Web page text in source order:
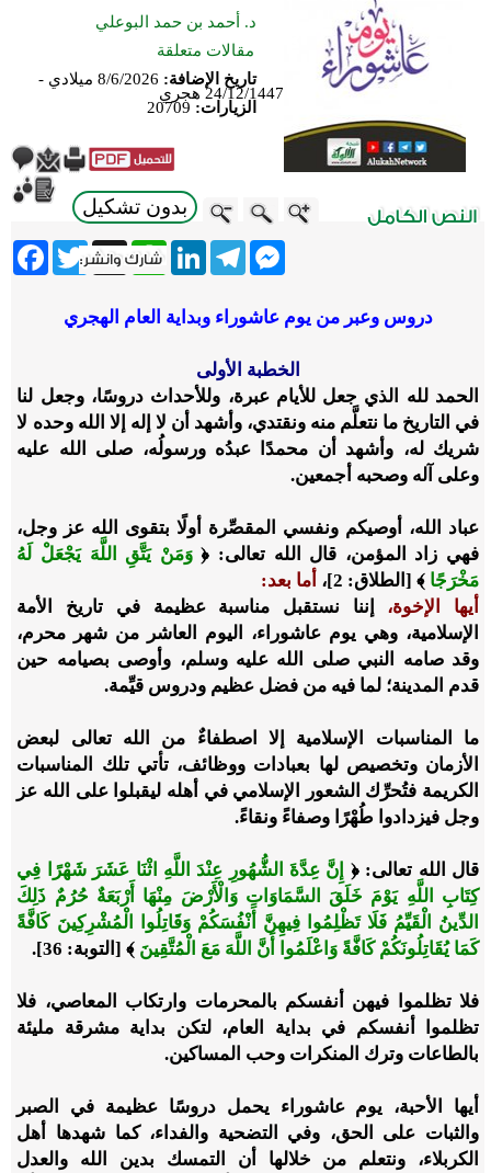
د. أحمد بن حمد البوعلي
مقالات متعلقة
تاريخ الإضافة:
8/6/2026 ميلادي -
24/12/1447 هجري
الزيارات: 20709
بدون تشكيل
Twitter X
WhatsApp
LinkedInTelegram
Messenger
دروس وعبر من يوم عاشوراء وبداية العام الهجري
الخطبة الأولى
الحمد لله الذي جعل للأيام عبرة، وللأحداث دروسًا، وجعل لنا
في التاريخ ما نتعلَّم منه ونقتدي، وأشهد أن لا إله إلا الله وحده لا
شريك له، وأشهد أن محمدًا عبدُه ورسولُه، صلى الله عليه
وعلى آله وصحبه أجمعين.
عباد الله، أوصيكم ونفسي المقصِّرة أولًا بتقوى الله عز وجل،
فهي زاد المؤمن، قال الله تعالى: ﴿وَمَنْ يَتَّقِ اللَّهَ يَجْعَلْ لَهُ
مَخْرَجًا ﴾ [الطلاق: 2]،
أما بعد:
أيها الإخوة، إننا نستقبل مناسبة عظيمة في تاريخ الأمة
الإسلامية، وهي يوم عاشوراء، اليوم العاشر من شهر محرم،
وقد صامه النبي صلى الله عليه وسلم، وأوصى بصيامه حين
قدم المدينة؛ لما فيه من فضل عظيم ودروس قيِّمة.
ما المناسبات الإسلامية إلا اصطفاءٌ من الله تعالى لبعض
الأزمان وتخصيص لها بعبادات ووظائف، تأتي تلك المناسبات
الكريمة فتُحرِّك الشعور الإسلامي في أهله ليقبلوا على الله عز
وجل فيزدادوا طُهْرًا وصفاءً ونقاءً.
قال الله تعالى: ﴿ إِنَّ عِدَّةَ الشُّهُورِ عِنْدَ اللَّهِ اثْنَا عَشَرَ شَهْرًا فِي
كِتَابِ اللَّهِ يَوْمَ خَلَقَ السَّمَاوَاتِ وَالْأَرْضَ مِنْهَا أَرْبَعَةٌ حُرُمٌ ذَلِكَ
الدِّينُ الْقَيِّمُ فَلَا تَظْلِمُوا فِيهِنَّ أَنْفُسَكُمْ وَقَاتِلُوا الْمُشْرِكِينَ كَافَّةً
كَمَا يُقَاتِلُونَكُمْ كَافَّةً وَاعْلَمُوا أَنَّ اللَّهَ مَعَ الْمُتَّقِينَ ﴾ [التوبة: 36].
فلا تظلموا فيهن أنفسكم بالمحرمات وارتكاب المعاصي، فلا
تظلموا أنفسكم في بداية العام، لتكن بداية مشرقة مليئة
بالطاعات وترك المنكرات وحب المساكين.
أيها الأحبة، يوم عاشوراء يحمل دروسًا عظيمة في الصبر
والثبات على الحق، وفي التضحية والفداء، كما شهدها أهل
الكربلاء، ونتعلم من خلالها أن التمسك بدين الله والعدل